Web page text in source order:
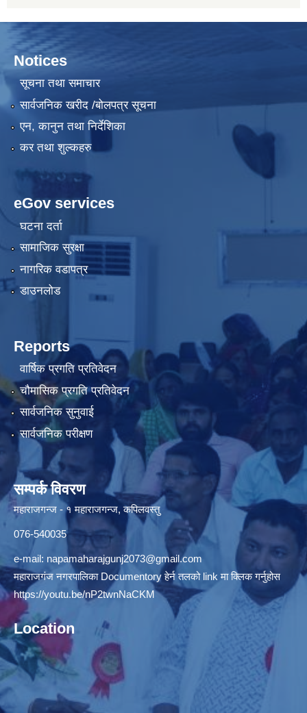
Notices
सूचना तथा समाचार
सार्वजनिक खरीद /बोलपत्र सूचना
एन, कानुन तथा निर्देशिका
कर तथा शुल्कहरु
eGov services
घटना दर्ता
सामाजिक सुरक्षा
नागरिक वडापत्र
डाउनलोड
Reports
वार्षिक प्रगति प्रतिवेदन
चौमासिक प्रगति प्रतिवेदन
सार्वजनिक सुनुवाई
सार्वजनिक परीक्षण
सम्पर्क विवरण
महाराजगन्ज - १ महाराजगन्ज, कपिलवस्तु
076-540035
e-mail: napamaharajgunj2073@gmail.com
महाराजगंज नगरपालिका Documentory हेर्न तलको link मा क्लिक गर्नुहोस
https://youtu.be/nP2twnNaCKM
Location